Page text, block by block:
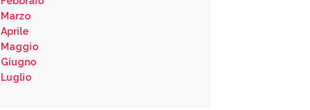
Marzo
Aprile
Maggio
Giugno
Luglio